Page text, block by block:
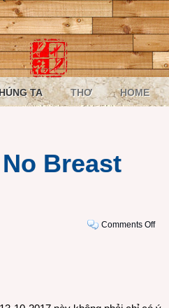
TA THƠ HOME
Breast
Comments Offon